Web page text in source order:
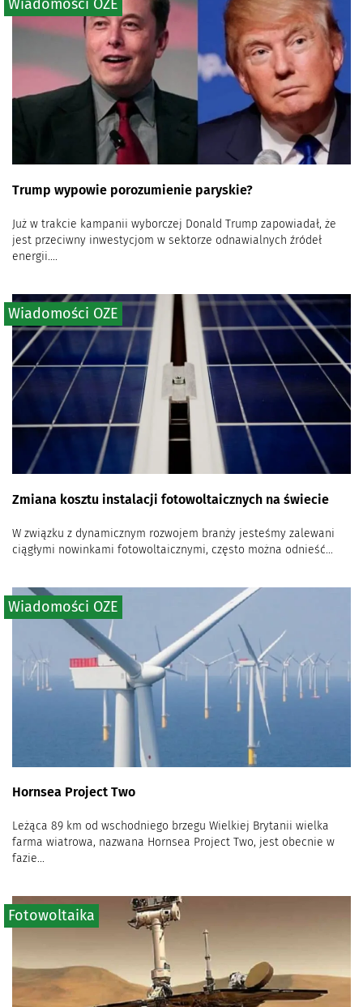
Trump wypowie porozumienie paryskie?
Już w trakcie kampanii wyborczej Donald Trump zapowiadał, że
jest przeciwny inwestycjom w sektorze odnawialnych źródeł
energii....
Wiadomości OZE
Zmiana kosztu instalacji fotowoltaicznych na świecie
W związku z dynamicznym rozwojem branży jesteśmy zalewani
ciągłymi nowinkami fotowoltaicznymi, często można odnieść...
Wiadomości OZE
Hornsea Project Two
Leżąca 89 km od wschodniego brzegu Wielkiej Brytanii wielka
farma wiatrowa, nazwana Hornsea Project Two, jest obecnie w
fazie...
Wiadomości OZE
Fotowoltaika